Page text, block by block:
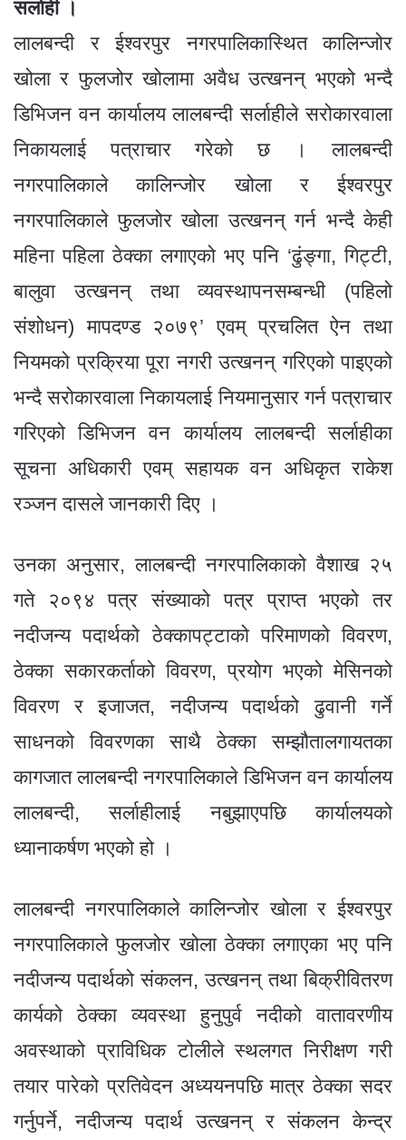
o
o
k
g
er
p
p
e
m
e
सर्लाही ।
लालबन्दी र ईश्वरपुर नगरपालिकास्थित कालिन्जोर
खोला र फुलजोर खोलामा अवैध उत्खनन् भएको भन्दै
डिभिजन वन कार्यालय लालबन्दी सर्लाहीले सरोकारवाला
निकायलाई पत्राचार गरेको छ । लालबन्दी
नगरपालिकाले कालिन्जोर खोला र ईश्वरपुर
नगरपालिकाले फुलजोर खोला उत्खनन् गर्न भन्दै केही
महिना पहिला ठेक्का लगाएको भए पनि ‘ढुंङ्गा, गिट्टी,
बालुवा उत्खनन् तथा व्यवस्थापनसम्बन्धी (पहिलो
संशोधन) मापदण्ड २०७९’ एवम् प्रचलित ऐन तथा
नियमको प्रक्रिया पूरा नगरी उत्खनन् गरिएको पाइएको
भन्दै सरोकारवाला निकायलाई नियमानुसार गर्न पत्राचार
गरिएको डिभिजन वन कार्यालय लालबन्दी सर्लाहीका
सूचना अधिकारी एवम् सहायक वन अधिकृत राकेश
रञ्जन दासले जानकारी दिए ।
उनका अनुसार, लालबन्दी नगरपालिकाको वैशाख २५
गते २०९४ पत्र संख्याको पत्र प्राप्त भएको तर
नदीजन्य पदार्थको ठेक्कापट्टाको परिमाणको विवरण,
ठेक्का सकारकर्ताको विवरण, प्रयोग भएको मेसिनको
विवरण र इजाजत, नदीजन्य पदार्थको ढुवानी गर्ने
साधनको विवरणका साथै ठेक्का सम्झौतालगायतका
कागजात लालबन्दी नगरपालिकाले डिभिजन वन कार्यालय
लालबन्दी, सर्लाहीलाई नबुझाएपछि कार्यालयको
ध्यानाकर्षण भएको हो ।
लालबन्दी नगरपालिकाले कालिन्जोर खोला र ईश्वरपुर
नगरपालिकाले फुलजोर खोला ठेक्का लगाएका भए पनि
नदीजन्य पदार्थको संकलन, उत्खनन् तथा बिक्रीवितरण
कार्यको ठेक्का व्यवस्था हुनुपुर्व नदीको वातावरणीय
अवस्थाको प्राविधिक टोलीले स्थलगत निरीक्षण गरी
तयार पारेको प्रतिवेदन अध्ययनपछि मात्र ठेक्का सदर
गर्नुपर्ने, नदीजन्य पदार्थ उत्खनन् र संकलन केन्द्र